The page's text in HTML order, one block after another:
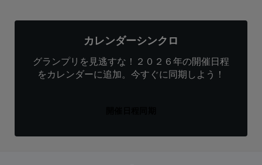
カレンダーシンクロ
グランプリを見逃すな！２０２６年の開催日程
をカレンダーに追加。今すぐに同期しよう！